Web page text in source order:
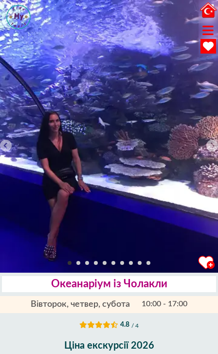
Океанаріум із Чолакли
Вівторок, четвер, субота 10:00 - 17:00
4.8 / 4
Ціна екскурсії 2026